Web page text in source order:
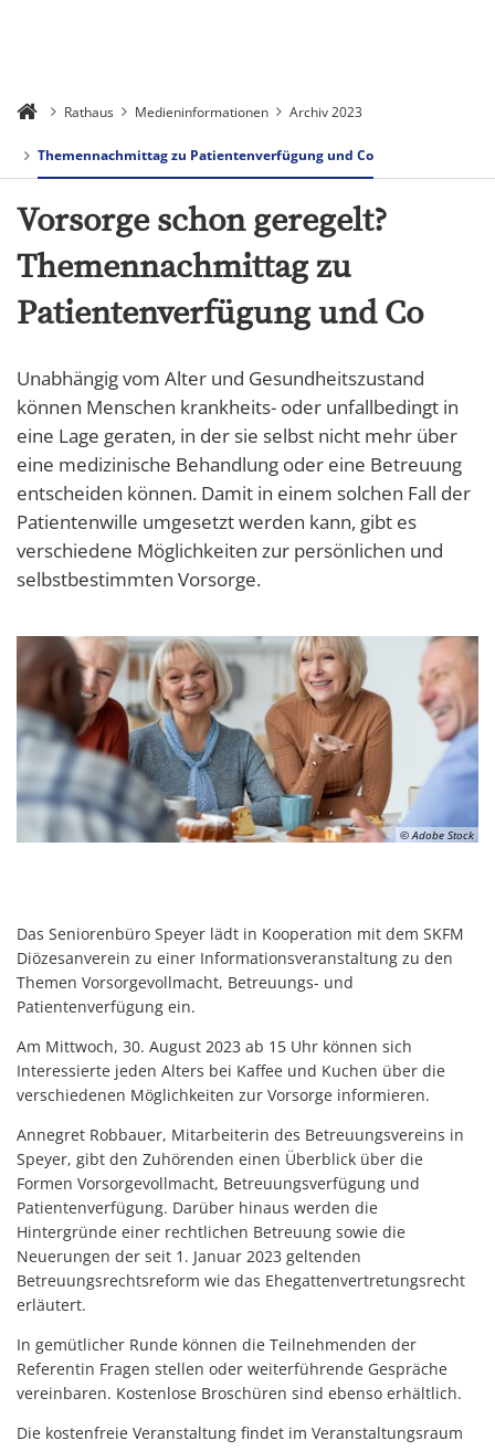
Rathaus Medieninformationen Archiv 2023
Themennachmittag zu Patientenverfügung und Co
Vorsorge schon geregelt?
Themennachmittag zu
Patientenverfügung und Co
Unabhängig vom Alter und Gesundheitszustand
können Menschen krankheits- oder unfallbedingt in
eine Lage geraten, in der sie selbst nicht mehr über
eine medizinische Behandlung oder eine Betreuung
entscheiden können. Damit in einem solchen Fall der
Patientenwille umgesetzt werden kann, gibt es
verschiedene Möglichkeiten zur persönlichen und
selbstbestimmten Vorsorge.
© Adobe Stock
Das Seniorenbüro Speyer lädt in Kooperation mit dem SKFM
Diözesanverein zu einer Informationsveranstaltung zu den
Themen Vorsorgevollmacht, Betreuungs- und
Patientenverfügung ein.
Am Mittwoch, 30. August 2023 ab 15 Uhr können sich
Interessierte jeden Alters bei Kaffee und Kuchen über die
verschiedenen Möglichkeiten zur Vorsorge informieren.
Annegret Robbauer, Mitarbeiterin des Betreuungsvereins in
Speyer, gibt den Zuhörenden einen Überblick über die
Formen Vorsorgevollmacht, Betreuungsverfügung und
Patientenverfügung. Darüber hinaus werden die
Hintergründe einer rechtlichen Betreuung sowie die
Neuerungen der seit 1. Januar 2023 geltenden
Betreuungsrechtsreform wie das Ehegattenvertretungsrecht
erläutert.
In gemütlicher Runde können die Teilnehmenden der
Referentin Fragen stellen oder weiterführende Gespräche
vereinbaren. Kostenlose Broschüren sind ebenso erhältlich.
Die kostenfreie Veranstaltung findet im Veranstaltungsraum